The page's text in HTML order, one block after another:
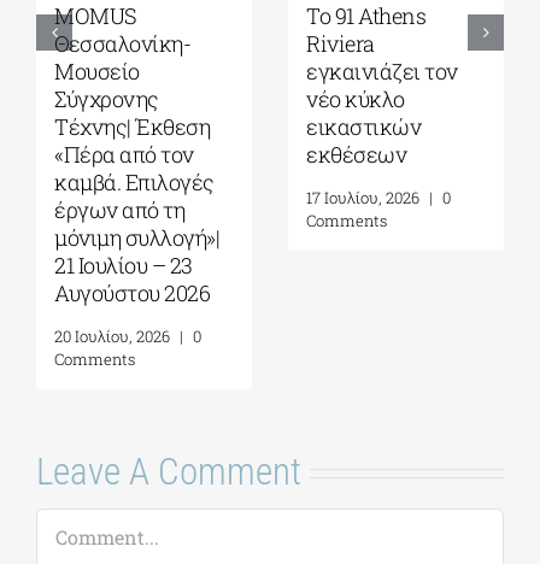
Γκαλερί
Ζουμπουλάκη|
Σοφία
Παπακώστα-
Things to hold| 17
Σεπτεμβρίου – 10
Οκτωβρίου 2026
30 Ιουλίου, 2026
Comments
Έρχεται το
Platforms Project
2026| 17-20
Σεπτεμβρίου στο
Καπνεργοστάσιο
της Βουλής των
22 Ιουλίου, 2026
Leave A Comment